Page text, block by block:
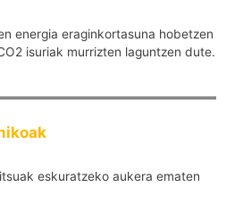
energia eraginkortasuna hobetzen
isuriak murrizten laguntzen dute.
eskuratzeko aukera ematen